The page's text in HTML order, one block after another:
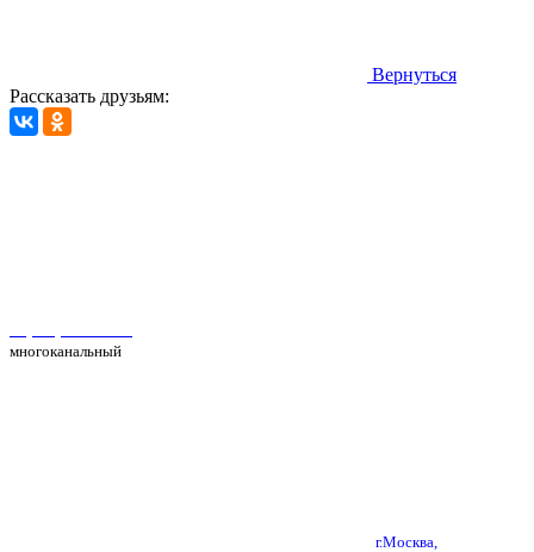
Вернуться
Рассказать друзьям:
многоканальный
г.Москва,